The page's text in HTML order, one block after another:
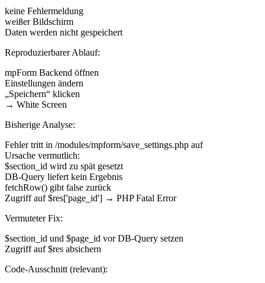
keine Fehlermeldung
weißer Bildschirm
Daten werden nicht gespeichert
Reproduzierbarer Ablauf:
mpForm Backend öffnen
Einstellungen ändern
„Speichern“ klicken
→ White Screen
Bisherige Analyse:
Fehler tritt in /modules/mpform/save_settings.php auf
Ursache vermutlich:
$section_id wird zu spät gesetzt
DB-Query liefert kein Ergebnis
fetchRow() gibt false zurück
Zugriff auf $res['page_id'] → PHP Fatal Error
Vermuteter Fix:
$section_id und $page_id vor DB-Query setzen
Zugriff auf $res absichern
Code-Ausschnitt (relevant):